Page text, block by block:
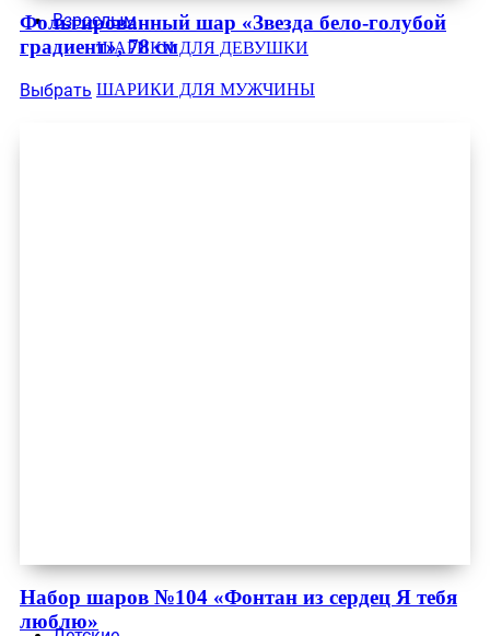
Взрослым
ШАРИКИ ДЛЯ ДЕВУШКИ
ШАРИКИ ДЛЯ МУЖЧИНЫ
Фольгированный шар «Звезда бело-голубой
градиент», 78 см
Выбрать
Набор шаров №104 «Фонтан из сердец Я тебя
люблю»